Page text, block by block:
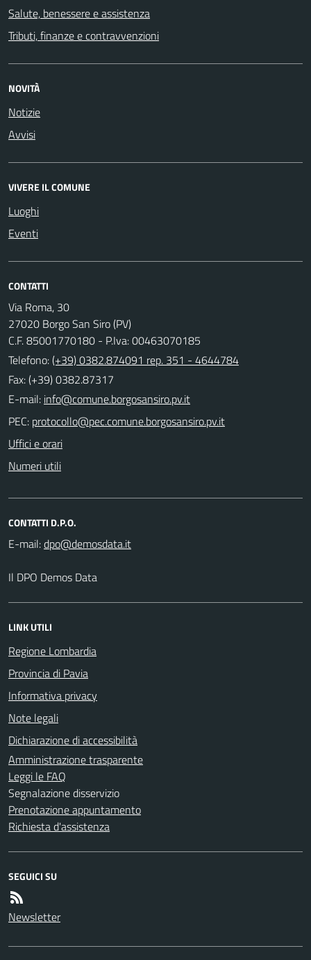
Salute, benessere e assistenza
Tributi, finanze e contravvenzioni
NOVITÀ
Notizie
Avvisi
VIVERE IL COMUNE
Luoghi
Eventi
CONTATTI
Via Roma, 30
27020 Borgo San Siro (PV)
C.F. 85001770180 - P.Iva: 00463070185
Telefono:(+39) 0382.874091 rep. 351 - 4644784
Fax: (+39) 0382.87317
E-mail:
PEC:
Uffici e orari
Numeri utili
CONTATTI D.P.O.
E-mail:
Il DPO Demos Data
LINK UTILI
Regione Lombardia
Provincia di Pavia
Informativa privacy
Note legali
Dichiarazione di accessibilità
Amministrazione trasparente
Leggi le FAQ
Segnalazione disservizio
Prenotazione appuntamento
Richiesta d'assistenza
SEGUICI SU
Newsletter